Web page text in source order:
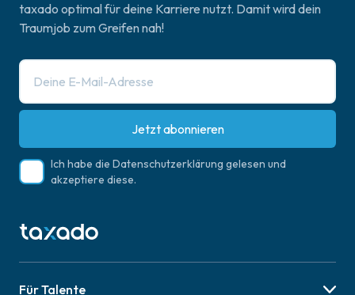
taxado optimal für deine Karriere nutzt. Damit wird dein
Traumjob zum Greifen nah!
Jetzt abonnieren
Ich habe die Datenschutzerklärung gelesen und
akzeptiere diese.
Für Talente